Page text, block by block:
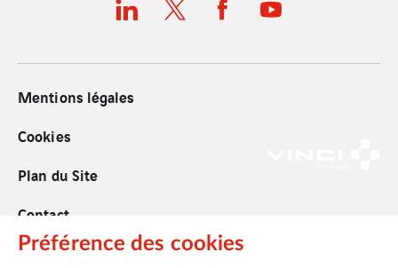
Mentions légales
Cookies
Plan du Site
Contact
Préférence des cookies